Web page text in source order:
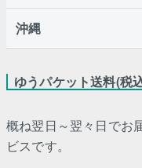
沖縄
ゆうパケット送料(税
概ね翌日～翌々日でお
ビスです。